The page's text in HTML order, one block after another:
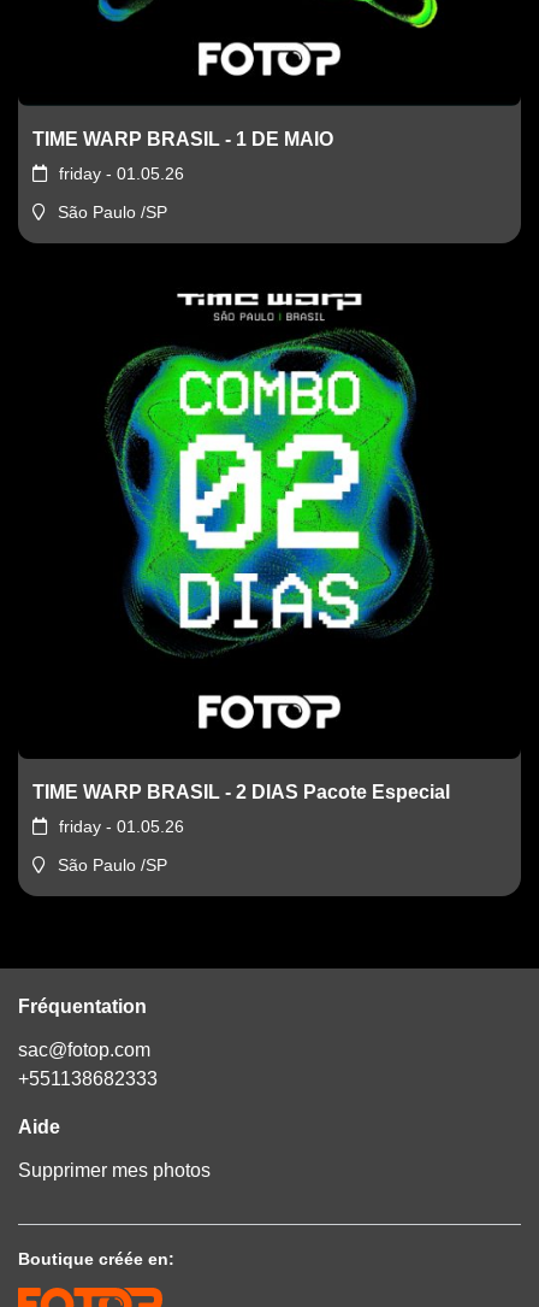
TIME WARP BRASIL - 1 DE MAIO
friday - 01.05.26
São Paulo /SP
TIME WARP BRASIL - 2 DIAS Pacote Especial
friday - 01.05.26
São Paulo /SP
Fréquentation
sac@fotop.com
+551138682333
Aide
Supprimer mes photos
Boutique créée en: